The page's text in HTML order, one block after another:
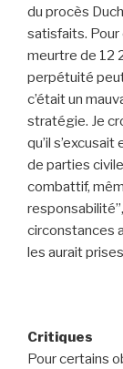
du procès
satisfaits. Pour
meurtre de 12
perpétuité
c’était un
stratégie. Je
qu’il
de parties
combattif,
circonstances
les aurait
Critiques
Pour certains